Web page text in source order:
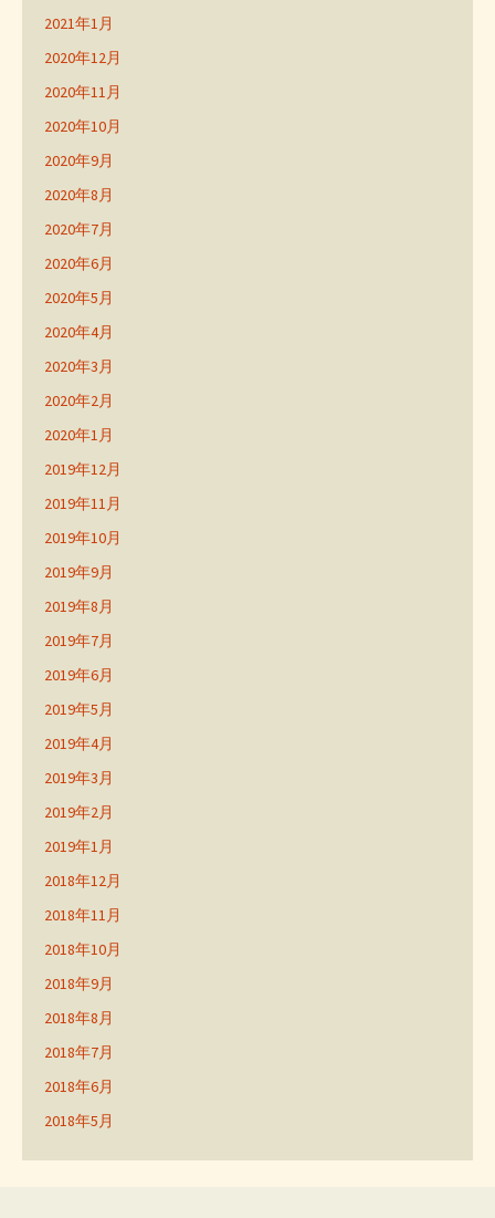
2021年1月
2020年12月
2020年11月
2020年10月
2020年9月
2020年8月
2020年7月
2020年6月
2020年5月
2020年4月
2020年3月
2020年2月
2020年1月
2019年12月
2019年11月
2019年10月
2019年9月
2019年8月
2019年7月
2019年6月
2019年5月
2019年4月
2019年3月
2019年2月
2019年1月
2018年12月
2018年11月
2018年10月
2018年9月
2018年8月
2018年7月
2018年6月
2018年5月